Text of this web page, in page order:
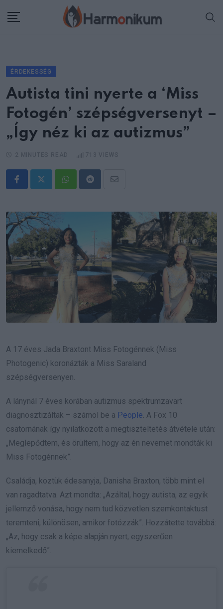
ÉRDEKESSÉG
Autista tini nyerte a ‘Miss
Fotogén’ szépségversenyt –
„Így néz ki az autizmus”
WhatsappRedditShare
Email
A 17 éves Jada Braxtont Miss Fotogénnek (Miss
Photogenic) koronázták a Miss Saraland
szépségversenyen.
A lánynál 7 éves korában autizmus spektrumzavart
diagnosztizáltak – számol be a People . A Fox 10
csatornának így nyilatkozott a megtiszteltetés átvétele után:
„Meglepődtem, és örültem, hogy az én nevemet mondták ki
Miss Fotogénnek”.
Családja, köztük édesanyja, Danisha Braxton, több mint el
van ragadtatva. Azt mondta: „Azáltal, hogy autista, az egyik
jellemző vonása, hogy nem tud közvetlen szemkontaktust
teremteni, különösen, amikor fotózzák”. Hozzátette továbbá:
„Az, hogy csak a képe alapján nyert, egyszerűen
kiemelkedő”.